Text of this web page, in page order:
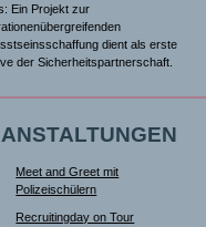
Ein Projekt zur
dient als erste
der Sicherheitspartnerschaft.
Meet and Greet mit
Polizeischülern
Recruitingday on Tour